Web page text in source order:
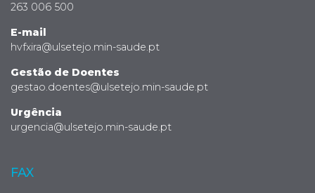
263 006 500
E-mail
hvfxira@ulsetejo.min-saude.pt
Gestão de Doentes
gestao.doentes@ulsetejo.min-saude.pt
Urgência
urgencia@ulsetejo.min-saude.pt
FAX